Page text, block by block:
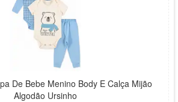
De Bebe Menino Body E Calça Mijão
Algodão Ursinho